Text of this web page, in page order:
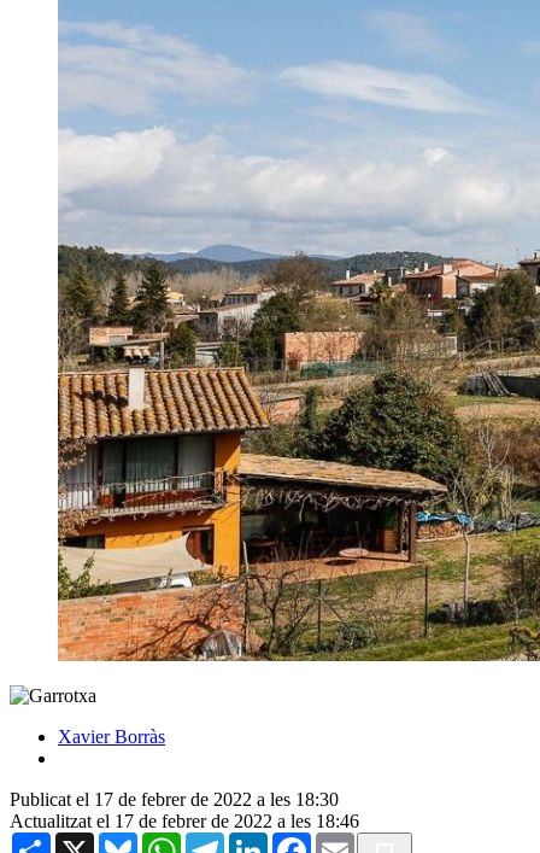
Xavier Borràs
Publicat el 17 de febrer de 2022 a les 18:30
Actualitzat el 17 de febrer de 2022 a les 18:46
Share X BlueskyWhatsAppTelegramLinkedInFacebook
Email